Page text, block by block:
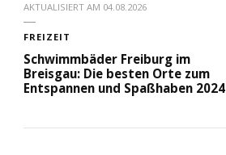
AKTUALISIERT AM 04.08.2026
FREIZEIT
Schwimmbäder Freiburg im
Breisgau: Die besten Orte zum
Entspannen und Spaßhaben 2024